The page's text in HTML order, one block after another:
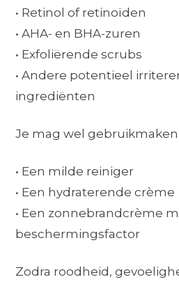
• Retinol of retinoïden
• AHA- en BHA-zuren
• Exfoliërende scrubs
• Andere potentieel
ingrediënten
Je mag wel gebruikmaken
• Een milde reiniger
• Een hydraterende crème
• Een zonnebrandcrème
beschermingsfactor
Zodra roodheid,